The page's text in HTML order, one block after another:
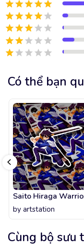
Có thể bạn
Saito Hiraga
by artstation
Cùng bộ sưu